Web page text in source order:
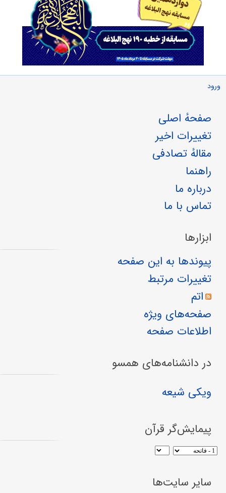
ورود
صفحهٔ اصلی
تغییرات اخیر
مقالهٔ تصادفی
راهنما
درباره ما
تماس با ما
ابزارها
پیوندها به این صفحه
تغییرات مرتبط
اتم
صفحه‌های ویژه
اطلاعات صفحه
در دانشنامه‌های همسو
ویکی شیعه
پیمایش‌گر قرآن
سایر سایت‌ها